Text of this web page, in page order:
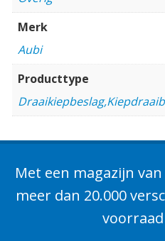
Merk
Aubi
Producttype
Met een magazijn
meer dan 20.000